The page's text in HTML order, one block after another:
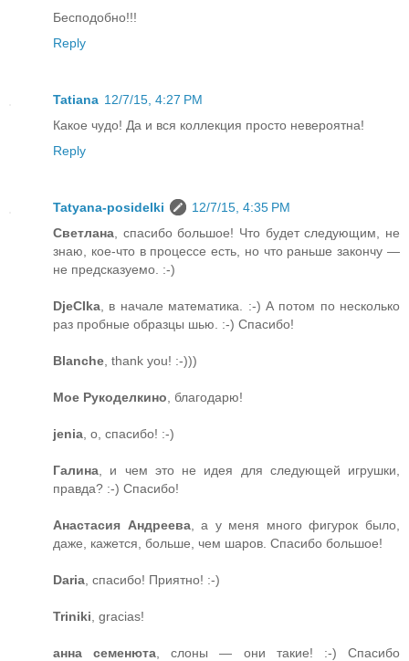
Бесподобно!!!
Reply
Tatiana 12/7/15, 4:27 PM
Какое чудо! Да и вся коллекция просто невероятна!
Reply
Tatyana-posidelki
12/7/15, 4:35 PM
Светлана , спасибо большое! Что будет следующим, не
знаю, кое-что в процессе есть, но что раньше закончу —
не предсказуемо. :-)
DjeCIka , в начале математика. :-) А потом по несколько
раз пробные образцы шью. :-) Спасибо!
Blanche , thank you! :-)))
Мое Рукоделкино , благодарю!
jenia , о, спасибо! :-)
Галина , и чем это не идея для следующей игрушки,
правда? :-) Спасибо!
Анастасия Андреева, а у меня много фигурок было,
даже, кажется, больше, чем шаров. Спасибо большое!
Daria , спасибо! Приятно! :-)
Triniki , gracias!
анна семенюта , слоны — они такие! :-) Спасибо